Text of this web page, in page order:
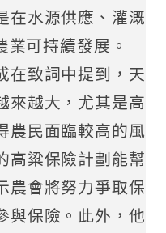
在水源供應、灌溉
業可持續發展。
在致詞中提到，天
來越大，尤其是高
農民面臨較高的風
高粱保險計劃能幫
農會將努力爭取保
與保險。此外，他